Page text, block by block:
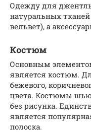
Одежду для
натуральных
вельвет), а
Костюм
Основным
является костюм.
бежевого,
цвета. Костюмы
без рисунка.
является
полоска.